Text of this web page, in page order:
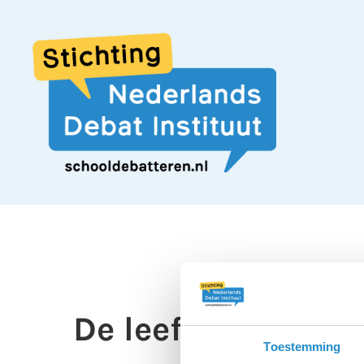
Toestemming
De leeftijd om te